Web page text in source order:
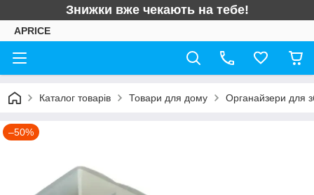
Знижки вже чекають на тебе!
APRICE
Каталог товарів Товари для дому Органайзери для
–50%